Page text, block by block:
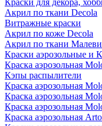
Краски для декора,
Акрил по ткани Decola
Витражные краски
Акрил по коже Decola
Акрил по ткани
Краски аэрозольные и
Краска аэрозольная
Кэпы распылители
Краска аэрозольная
Краска аэрозольная
Краска аэрозольная
Краска аэрозольная